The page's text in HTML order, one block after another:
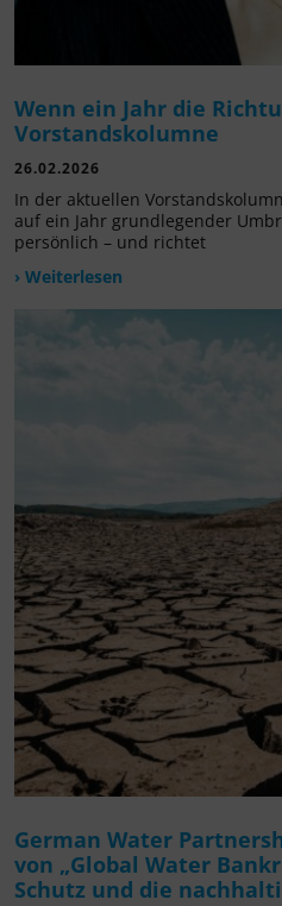
Wenn ein Jahr die
Vorstandskolumne
26.02.2026
In der aktuellen
auf ein Jahr grundlegender
persönlich – und richtet
› Weiterlesen
German Water
von „Global Water
Schutz und die